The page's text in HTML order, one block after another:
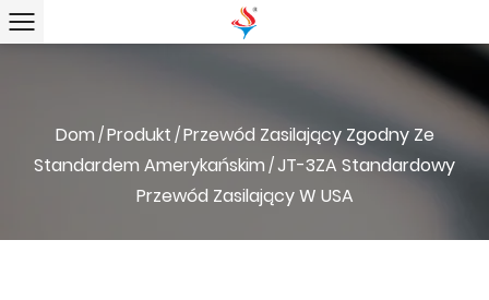
Dom /Produkt /Przewód Zasilający Zgodny Ze
Standardem Amerykańskim /JT-3ZA Standardowy
Przewód Zasilający W USA